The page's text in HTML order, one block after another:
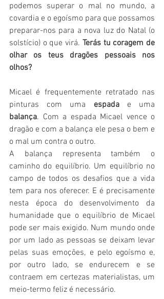
podemos superar o mal no mundo, a
covardia e o egoísmo para que possamos
preparar-nos para a nova luz do Natal (o
solstício) o que virá. Terás tu coragem de
olhar os teus dragões pessoais nos
olhos?
Micael é frequentemente retratado nas
pinturas com uma espada
balança. Com a espada Micael vence o
dragão e com a balança ele pesa o bem e
o mal um contra o outro.
A balança representa também o
caminho do equilíbrio. Um equilíbrio no
campo de todos os desafios que a vida
tem para nos oferecer. E é precisamente
nesta época do desenvolvimento da
humanidade que o equilíbrio de Micael
pode ser mais exigido. Num mundo onde
por um lado as pessoas se deixam levar
pelas suas emoções, e pelo egoísmo e,
por outro lado, se endurecem e se
contraem em certezas materialistas, um
meio-termo feliz é necessário.